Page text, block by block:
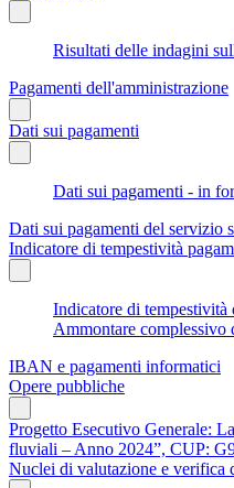
Risultati delle indagini
Pagamenti dell'amministrazione
Dati sui pagamenti
Dati sui pagamenti - in
Dati sui pagamenti del servizio
Indicatore di tempestività
Indicatore di tempestività
Ammontare complessivo
IBAN e pagamenti informatici
Opere pubbliche
Progetto Esecutivo Generale:
fluviali – Anno 2024”, CUP:
Nuclei di valutazione e verifica